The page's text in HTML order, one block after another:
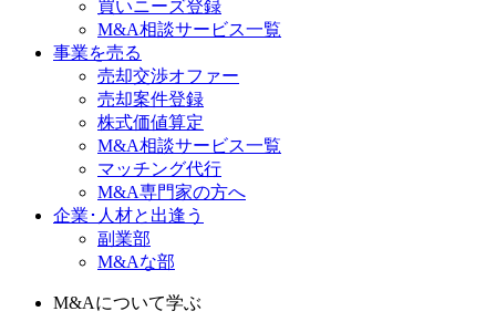
買いニーズ登録
M&A相談サービス一覧
事業を売る
売却交渉オファー
売却案件登録
株式価値算定
M&A相談サービス一覧
マッチング代行
M&A専門家の方へ
企業･人材と出逢う
副業部
M&Aな部
M&Aについて学ぶ